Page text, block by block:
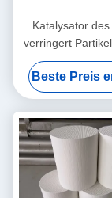
Katalysator
verringert
Emission
Benzin-
Beste Preis